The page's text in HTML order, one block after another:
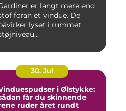
er langt mere end
foran et vindue. De
lyset i rummet,
30. Jul
i Ølstykke:
får du skinnende
ruder året rundt